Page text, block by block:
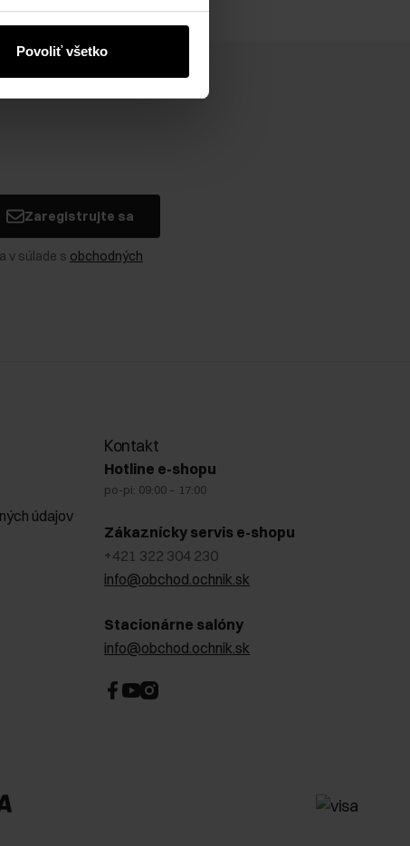
Povoliť všetko
Zaregistrujte sa
v súlade s obchodných
údajov
Kontakt
Hotline e-shopu
po-pi: 09:00 – 17:00
Zákaznícky servis e-shopu
+421 322 304 230
info@obchod.ochnik.sk
Stacionárne salóny
info@obchod.ochnik.sk